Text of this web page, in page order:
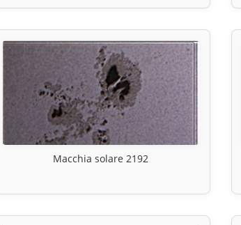
Macchia solare 2192